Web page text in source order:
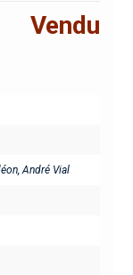
Vendu
André Vial